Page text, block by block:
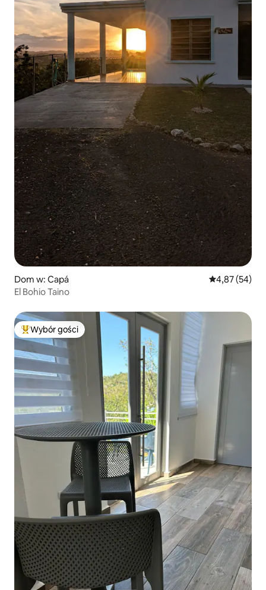
Dom w: Capá Średnia
4,87 (54)
El Bohio Taino
Najpopularniejsze z kategorii Wybór gości
Wybór gości